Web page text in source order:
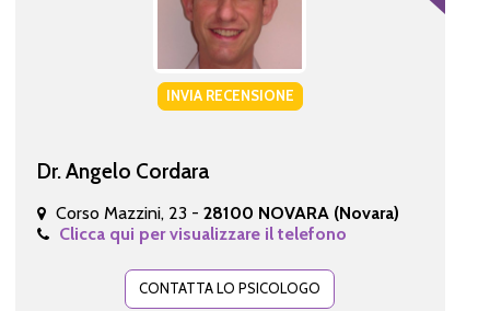
INVIA RECENSIONE
Dr. Angelo Cordara
Corso Mazzini, 23 - 28100 NOVARA (Novara)
Clicca qui per visualizzare il telefono
CONTATTA LO PSICOLOGO